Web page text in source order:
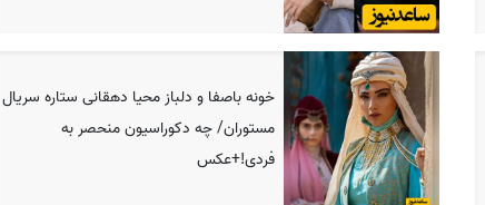
خونه باصفا و دلباز محیا دهقانی ستاره سریال
مستوران/ چه دکوراسیون منحصر به
فردی!+عکس